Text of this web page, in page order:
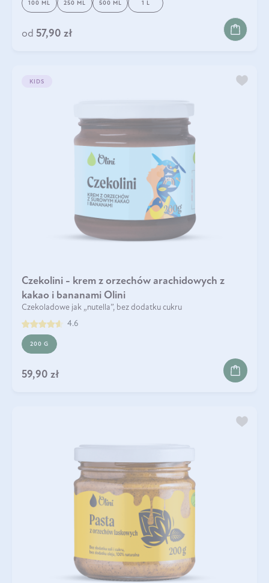
100 ML 250 ML 500 ML 1 L
od 57,90 zł
KIDS
Czekolini - krem z orzechów arachidowych z
kakao i bananami Olini
Czekoladowe jak „nutella”, bez dodatku cukru
4.6
200 G
59,90 zł